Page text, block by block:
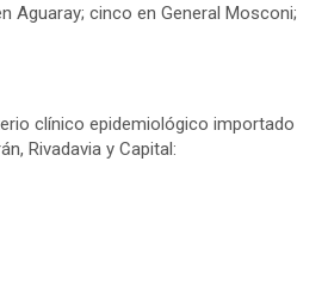
Aguaray; cinco en General Mosconi;
clínico epidemiológico importado
Rivadavia y Capital: